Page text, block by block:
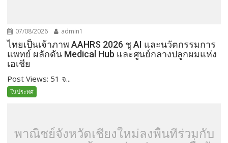
07/08/2026 admin1
ไทยเป็นเจ้าภาพ AAHRS 2026 ชู AI และนวัตกรรมการ
แพทย์ ผลักดัน Medical Hub และศูนย์กลางปลูกผมแห่ง
เอเชีย
Post Views: 51 จ...
ในประทศ
พาณิชย์จังหวัดเชียงใหม่ลงพื้นที่ร่วมกับ